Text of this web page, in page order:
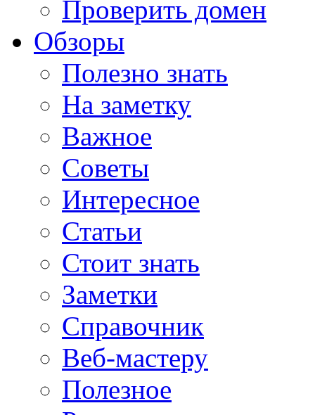
Проверить домен
Обзоры
Полезно знать
На заметку
Важное
Советы
Интересное
Статьи
Стоит знать
Заметки
Справочник
Веб-мастеру
Полезное